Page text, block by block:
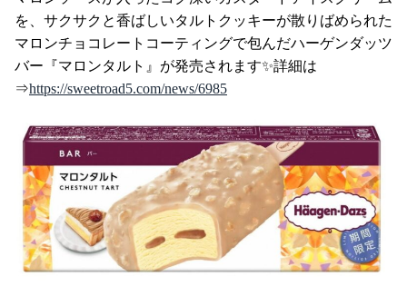
を、サクサクと香ばしいタルトクッキーが散りばめられた
マロンチョコレートコーティングで包んだハーゲンダッツ
バー『マロンタルト』が発売されます✨詳細は
⇒https://sweetroad5.com/news/6985